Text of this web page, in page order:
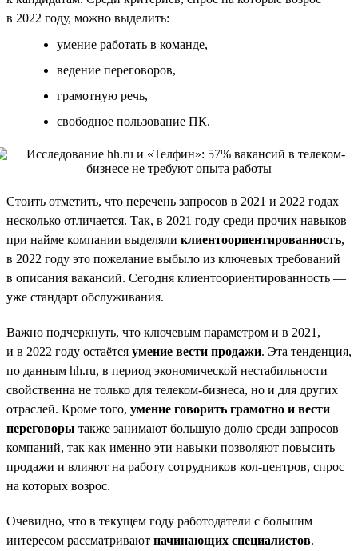
в 2022 году, можно выделить:
умение работать в команде,
ведение переговоров,
грамотную речь,
свободное пользование ПК.
Стоить отметить, что перечень запросов в 2021 и 2022 годах
несколько отличается. Так, в 2021 году среди прочих навыков
при найме компании выделяли клиентоориентированность,
в 2022 году это пожелание выбыло из ключевых требований
в описания вакансий. Сегодня клиентоориентированность —
уже стандарт обслуживания.
Важно подчеркнуть, что ключевым параметром и в 2021,
и в 2022 году остаётся умение вести продажи. Эта тенденция,
по данным hh.ru, в период экономической нестабильности
свойственна не только для телеком-бизнеса, но и для других
отраслей. Кроме того, умение говорить грамотно и вести
переговоры также занимают большую долю среди запросов
компаний, так как именно эти навыки позволяют повысить
продажи и влияют на работу сотрудников кол-центров, спрос
на которых возрос.
Очевидно, что в текущем году работодатели с большим
интересом рассматривают начинающих специалистов.